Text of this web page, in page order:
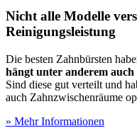
Nicht alle Modelle
Reinigungsleistung
Die besten Zahnbürsten
hängt unter anderem
Sind diese gut verteilt und
auch Zahnzwischenräume
» Mehr Informationen